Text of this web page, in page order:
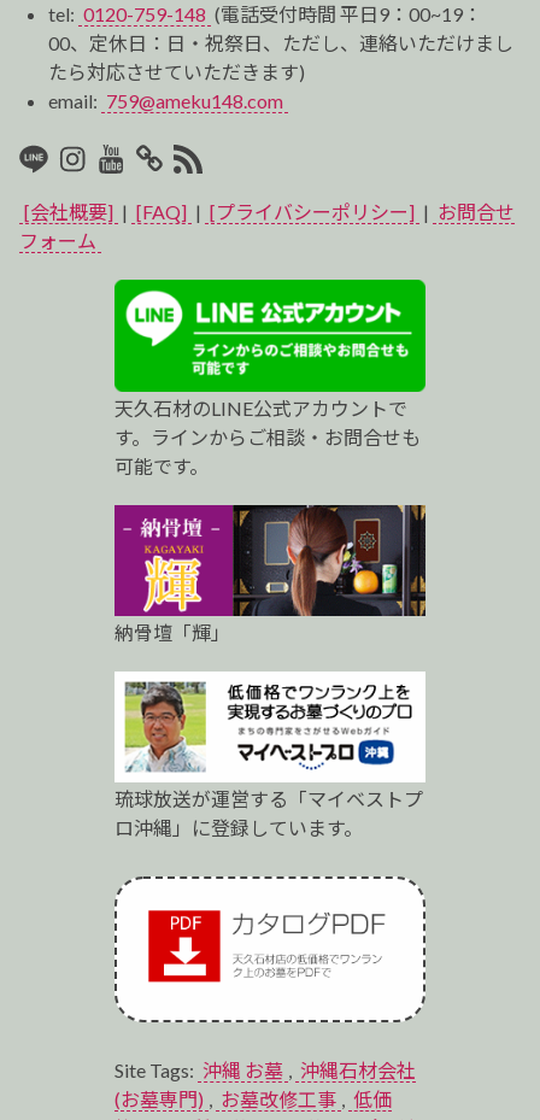
tel: 0120-759-148 (電話受付時間 平日9：00~19：
00、定休日：日・祝祭日、ただし、連絡いただけまし
たら対応させていただきます)
email: 759@ameku148.com
LINEInstagram
Youtube
マ
イ
ス
ト
ロ
RSS2
[会社概要] | [FAQ] | [プライバシーポリシー] | お問合せ
フォーム
天久石材のLINE公式アカウントで
す。ラインからご相談・お問合せも
可能です。
納骨壇「輝」
琉球放送が運営する「マイベストプ
ロ沖縄」に登録しています。
Site Tags: 沖縄 お墓
沖縄石材会社
(お墓専門)
お墓改修工事
低価